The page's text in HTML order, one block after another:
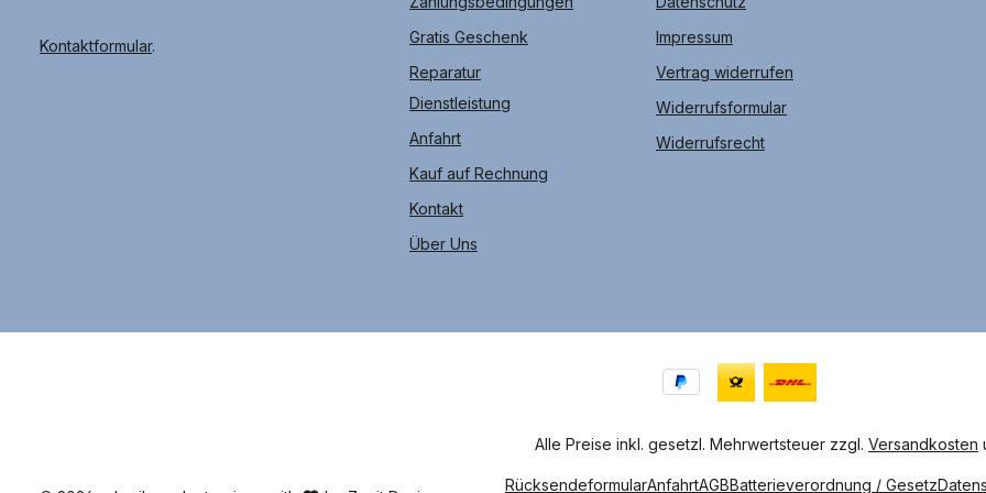
Kontaktformular.
Gratis Geschenk
Reparatur
Dienstleistung
Anfahrt
Kauf auf Rechnung
Kontakt
Über Uns
Impressum
Vertrag widerrufen
Widerrufsformular
Widerrufsrecht
Alle Preise inkl. gesetzl. Mehrwertsteuer zzgl. Versandkosten
RücksendeformularAnfahrtAGBBatterieverordnung / Gesetz